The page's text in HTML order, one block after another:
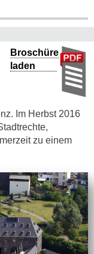
Broschüre
laden
Im Herbst 2016
zu einem